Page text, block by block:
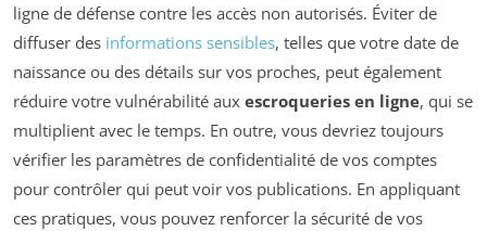
ligne de défense contre les accès non autorisés. Éviter de
diffuser des informations sensibles, telles que votre date de
naissance ou des détails sur vos proches, peut également
réduire votre vulnérabilité aux escroqueries en ligne, qui se
multiplient avec le temps. En outre, vous devriez toujours
vérifier les paramètres de confidentialité de vos comptes
pour contrôler qui peut voir vos publications. En appliquant
ces pratiques, vous pouvez renforcer la sécurité de vos